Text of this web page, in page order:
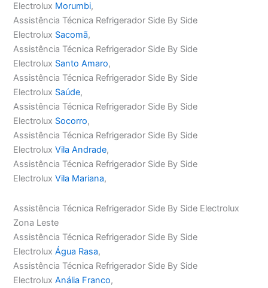
Electrolux Morumbi,
Assistência Técnica Refrigerador Side By Side
Electrolux Sacomã,
Assistência Técnica Refrigerador Side By Side
Electrolux Santo Amaro,
Assistência Técnica Refrigerador Side By Side
Electrolux Saúde,
Assistência Técnica Refrigerador Side By Side
Electrolux Socorro,
Assistência Técnica Refrigerador Side By Side
ElectroluxVila Andrade,
Assistência Técnica Refrigerador Side By Side
ElectroluxVila Mariana,
Assistência Técnica Refrigerador Side By Side Electrolux
Zona Leste
Assistência Técnica Refrigerador Side By Side
ElectroluxÁgua Rasa,
Assistência Técnica Refrigerador Side By Side
ElectroluxAnália Franco,